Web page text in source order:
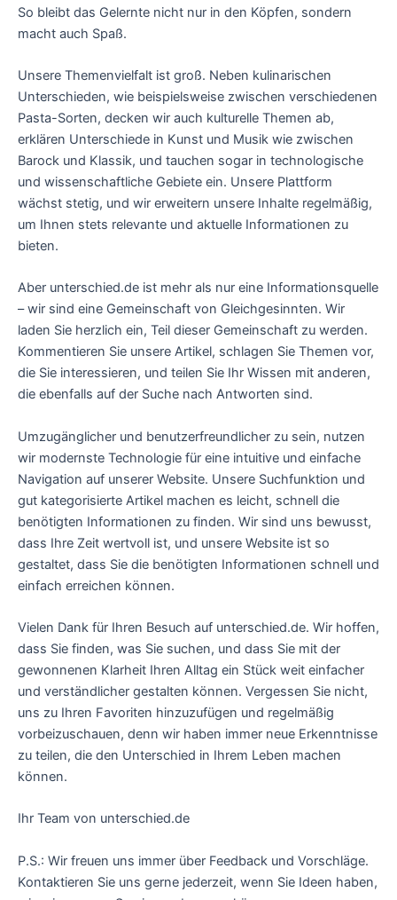
So bleibt das Gelernte nicht nur in den Köpfen, sondern
macht auch Spaß.
Unsere Themenvielfalt ist groß. Neben kulinarischen
Unterschieden, wie beispielsweise zwischen verschiedenen
Pasta-Sorten, decken wir auch kulturelle Themen ab,
erklären Unterschiede in Kunst und Musik wie zwischen
Barock und Klassik, und tauchen sogar in technologische
und wissenschaftliche Gebiete ein. Unsere Plattform
wächst stetig, und wir erweitern unsere Inhalte regelmäßig,
um Ihnen stets relevante und aktuelle Informationen zu
bieten.
Aber unterschied.de ist mehr als nur eine Informationsquelle
– wir sind eine Gemeinschaft von Gleichgesinnten. Wir
laden Sie herzlich ein, Teil dieser Gemeinschaft zu werden.
Kommentieren Sie unsere Artikel, schlagen Sie Themen vor,
die Sie interessieren, und teilen Sie Ihr Wissen mit anderen,
die ebenfalls auf der Suche nach Antworten sind.
Umzugänglicher und benutzerfreundlicher zu sein, nutzen
wir modernste Technologie für eine intuitive und einfache
Navigation auf unserer Website. Unsere Suchfunktion und
gut kategorisierte Artikel machen es leicht, schnell die
benötigten Informationen zu finden. Wir sind uns bewusst,
dass Ihre Zeit wertvoll ist, und unsere Website ist so
gestaltet, dass Sie die benötigten Informationen schnell und
einfach erreichen können.
Vielen Dank für Ihren Besuch auf unterschied.de. Wir hoffen,
dass Sie finden, was Sie suchen, und dass Sie mit der
gewonnenen Klarheit Ihren Alltag ein Stück weit einfacher
und verständlicher gestalten können. Vergessen Sie nicht,
uns zu Ihren Favoriten hinzuzufügen und regelmäßig
vorbeizuschauen, denn wir haben immer neue Erkenntnisse
zu teilen, die den Unterschied in Ihrem Leben machen
können.
Ihr Team von unterschied.de
P.S.: Wir freuen uns immer über Feedback und Vorschläge.
Kontaktieren Sie uns gerne jederzeit, wenn Sie Ideen haben,